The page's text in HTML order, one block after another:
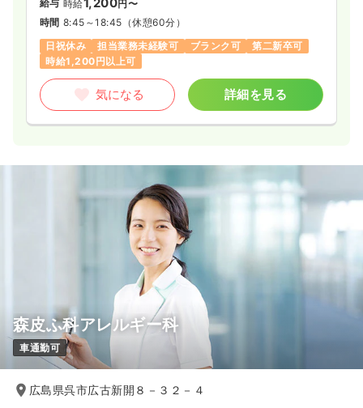
給与 時給
円〜
時間 8:45～18:45 （休憩60分）
日祝休み
担当業務未経験可 ブランク可
第二新卒可
時給1,200円以上可
気になる 詳細を見る
森皮ふ科アレルギー科
車通勤可
広島県呉市広古新開８－３２－４